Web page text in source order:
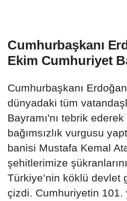
Cumhurbaşkanı
Ekim Cumhuriyet
Cumhurbaşkanı
dünyadaki tüm
Bayramı'nı tebrik
bağımsızlık vurgusu
banisi Mustafa Kemal
şehitlerimize
Türkiye’nin köklü devlet
çizdi. Cumhuriyetin 101.